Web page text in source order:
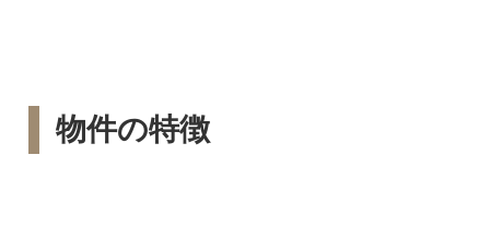
物件の特徴